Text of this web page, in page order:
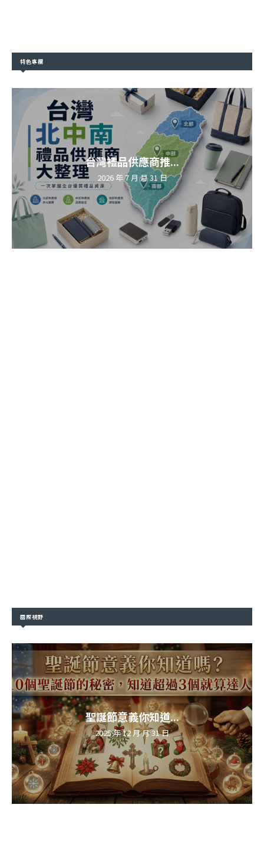
特色專欄
台灣禮品供應商推...
2026 年 7 月 月 31 日
國際視野
聖誕節意義你知道...
2025 年 12 月 月 31 日